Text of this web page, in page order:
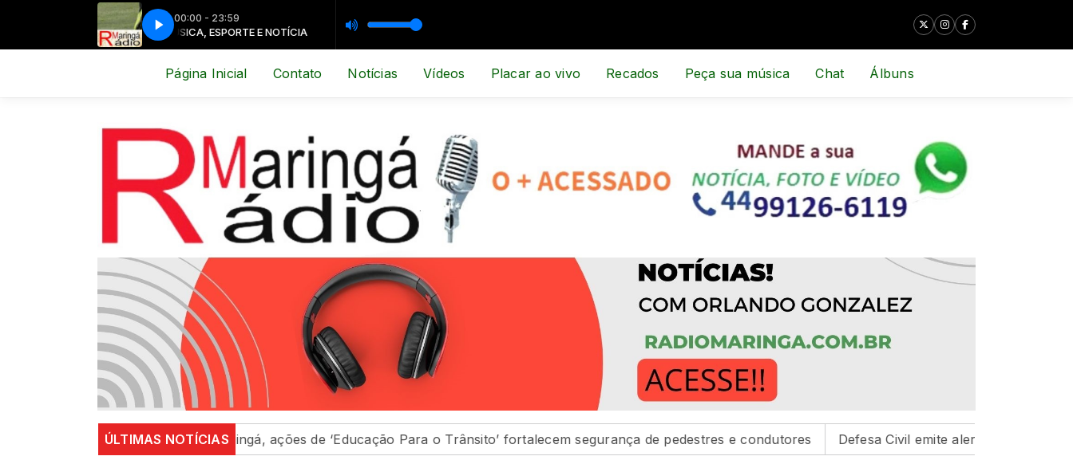
00:00 - 23:59
ESPORTE E NOTÍCIA MÚSICA, ESPORTE E NOTÍCIA
Página Inicial Contato Notícias Vídeos Placar ao vivo Recados Peça sua música Chat Álbuns
ÚLTIMAS NOTÍCIAS
Em Maringá, ações de ‘Educação Para o Trânsito’ fortalecem segurança de pedestres e condutores Defesa Civil emite alerta para risco de